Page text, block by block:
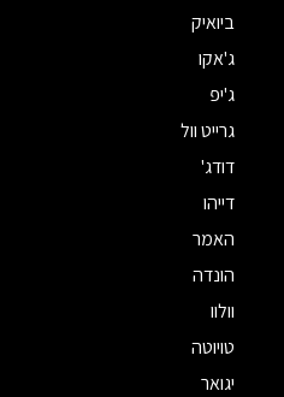
ביואיק
ג'אקו
ג'יפ
גרייט וול
דודג'
דייהו
האמר
הונדה
וולוו
טויוטה
יגואר